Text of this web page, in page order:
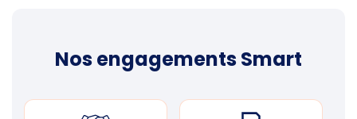
Nos engagements Smart